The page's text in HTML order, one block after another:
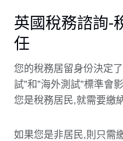
英國稅務諮詢-
任
您的稅務居留身份決定
試”和”海外測試”標準會
您是稅務居民,就需要繳
如果您是非居民,則只需